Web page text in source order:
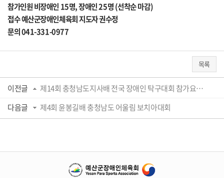
참가인원 비장애인 15명, 장애인 25명 (선착순 마감)
접수 예산군장애인체육회 지도자 권수정
문의 041-331-0977
목록
이전글
제14회 충청남도지사배 전국 장애인 탁구대회 참가요강 안내
다음글
제4회 윤봉길배 충청남도 어울림 보치아대회